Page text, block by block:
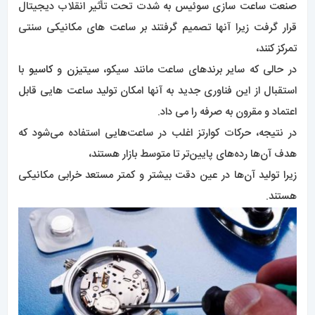
صنعت ساعت سازی سوئیس به شدت تحت تأثیر انقلاب دیجیتال
قرار گرفت زیرا آنها تصمیم گرفتند بر ساعت های مکانیکی سنتی
تمرکز کنند،
در حالی که سایر برندهای ساعت مانند سیکو،سیتیزن وکاسیو با
استقبال از این فناوری جدید به آنها امکان تولید ساعت هایی قابل
اعتماد و مقرون به صرفه را می داد.
در نتیجه، حرکات کوارتز اغلب در ساعت‌هایی استفاده می‌شود که
هدف آن‌ها رده‌های پایین‌تر تا متوسط ​​بازار هستند،
زیرا تولید آن‌ها در عین دقت بیشتر و کمتر مستعد خرابی مکانیکی
هستند.